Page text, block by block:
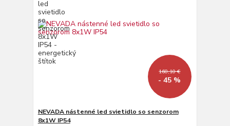
168,10 €
- 45 %
NEVADA nástenné led svietidlo so senzorom
8x1W IP54